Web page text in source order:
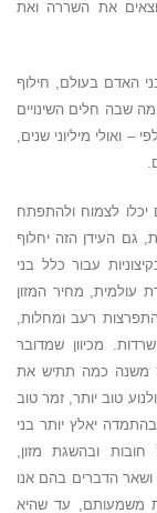
את השררה ואת
האדם בעולם, חילוף
שבה חלים השינויים
ואולי מיליוני שנים,
יכלו לצמוח ולהתפתח
גם העידן הזה יחלוף
עבור כלל בני
עולמית, מחיר המזון
רעב ומחלות,
מכיוון שמדובר
משנה כמה תתיש את
טוב יותר, זמר טוב
יאלץ יותר בני
ובהשגת מזון,
ושאר הדברים בהם אנו
משמעותם, עד שהיא